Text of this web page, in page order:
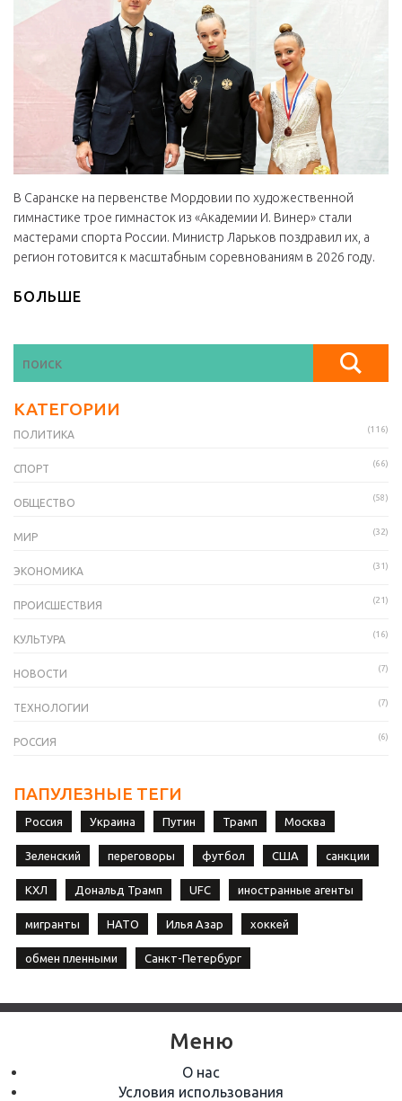
В Саранске на первенстве Мордовии по художественной
гимнастике трое гимнасток из «Академии И. Винер» стали
мастерами спорта России. Министр Ларьков поздравил их, а
регион готовится к масштабным соревнованиям в 2026 году.
БОЛЬШЕ
КАТЕГОРИИ
ПОЛИТИКА (116)
СПОРТ (66)
ОБЩЕСТВО (58)
МИР (32)
ЭКОНОМИКА (31)
ПРОИСШЕСТВИЯ (21)
КУЛЬТУРА (16)
НОВОСТИ (7)
ТЕХНОЛОГИИ (7)
РОССИЯ (6)
ПАПУЛЕЗНЫЕ ТЕГИ
Россия Украина Путин Трамп Москва
Зеленский переговоры футбол США санкции
КХЛ Дональд Трамп UFC иностранные агенты
мигранты НАТО Илья Азар хоккей
обмен пленными Санкт-Петербург
Меню
О нас
Условия использования